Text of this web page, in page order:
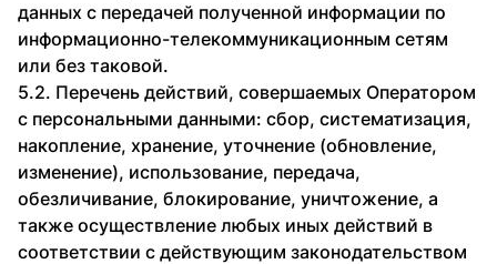
данных с передачей полученной информации по
информационно-телекоммуникационным сетям
или без таковой.
5.2. Перечень действий, совершаемых Оператором
с персональными данными: сбор, систематизация,
накопление, хранение, уточнение (обновление,
изменение), использование, передача,
обезличивание, блокирование, уничтожение, а
также осуществление любых иных действий в
соответствии с действующим законодательством